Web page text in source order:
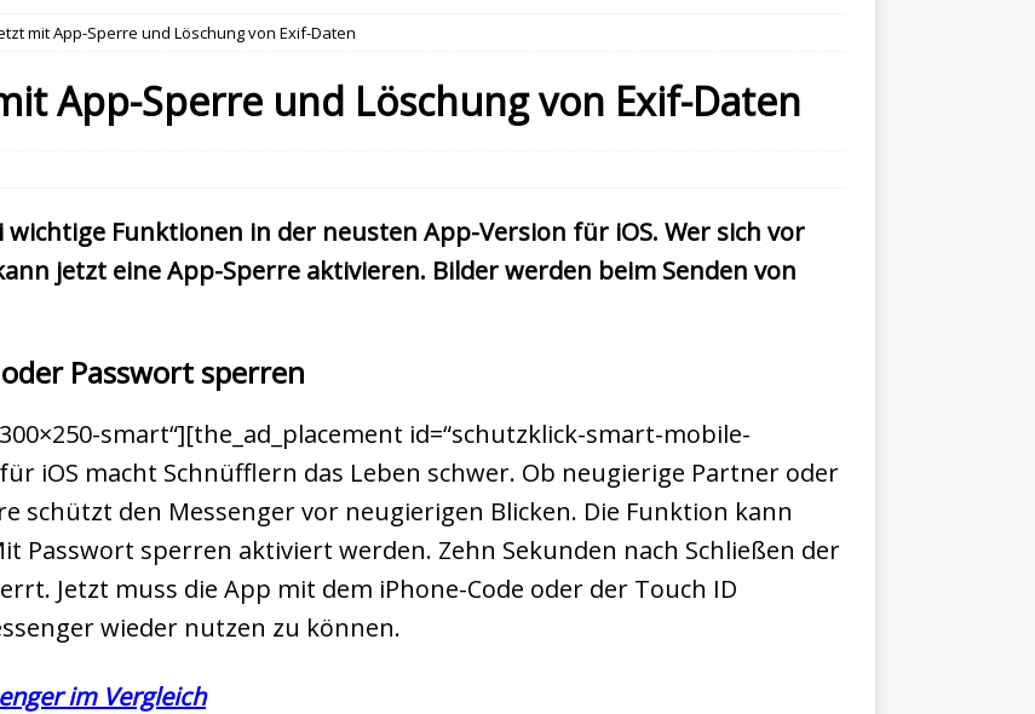
mit App-Sperre und Löschung von Exif-Daten
App-Sperre und Löschung von Exif-Daten
Funktionen in der neusten App-Version für iOS. Wer sich vor
jetzt eine App-Sperre aktivieren. Bilder werden beim Senden von
Passwort sperren
smart“][the_ad_placement id=“schutzklick-smart-mobile-
iOS macht Schnüfflern das Leben schwer. Ob neugierige Partner oder
schützt den Messenger vor neugierigen Blicken. Die Funktion kann
Passwort sperren aktiviert werden. Zehn Sekunden nach Schließen der
Jetzt muss die App mit dem iPhone-Code oder der Touch ID
wieder nutzen zu können.
im Vergleich